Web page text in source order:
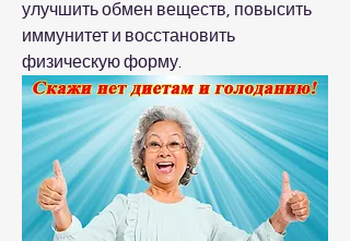
улучшить обмен веществ, повысить
иммунитет и восстановить
физическую форму.